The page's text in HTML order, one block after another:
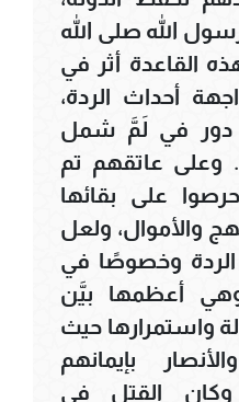
الله صلى الله
القاعدة أثر في
أحداث الردة،
دور في لَمَّ شمل
وعلى عاتقهم تم
على بقائها
والأموال، ولعل
وخصوصًا في
أعظمها بيَّن
واستمرارها حيث
بإيمانهم
وكان القتل في